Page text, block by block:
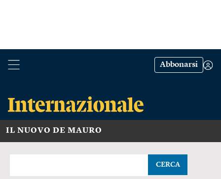
Abbonarsi
IL NUOVO DE MAURO
CERCA